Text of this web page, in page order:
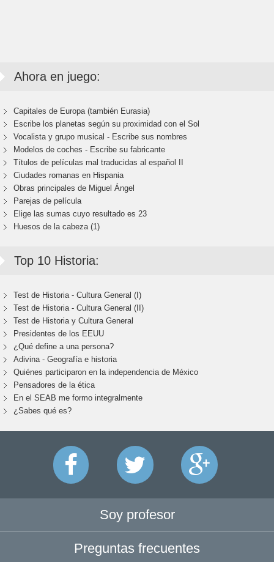
Ahora en juego:
Capitales de Europa (también Eurasia)
Escribe los planetas según su proximidad con el Sol
Vocalista y grupo musical - Escribe sus nombres
Modelos de coches - Escribe su fabricante
Títulos de películas mal traducidas al español II
Ciudades romanas en Hispania
Obras principales de Miguel Ángel
Parejas de película
Elige las sumas cuyo resultado es 23
Huesos de la cabeza (1)
Top 10 Historia:
Test de Historia - Cultura General (I)
Test de Historia - Cultura General (II)
Test de Historia y Cultura General
Presidentes de los EEUU
¿Qué define a una persona?
Adivina - Geografía e historia
Quiénes participaron en la independencia de México
Pensadores de la ética
En el SEAB me formo integralmente
¿Sabes qué es?
Soy profesor
Preguntas frecuentes